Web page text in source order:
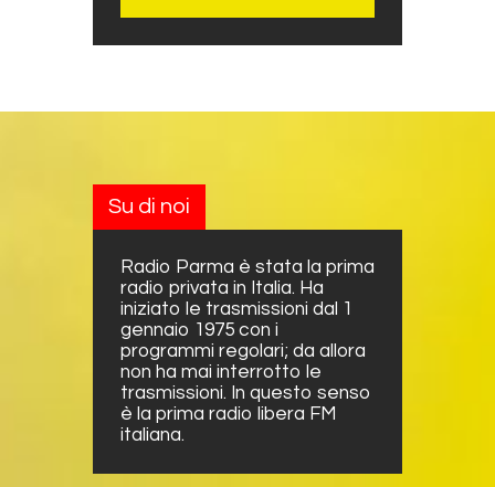
Su di noi
Radio Parma è stata la prima
radio privata in Italia. Ha
iniziato le trasmissioni dal 1
gennaio 1975 con i
programmi regolari; da allora
non ha mai interrotto le
trasmissioni. In questo senso
è la prima radio libera FM
italiana.